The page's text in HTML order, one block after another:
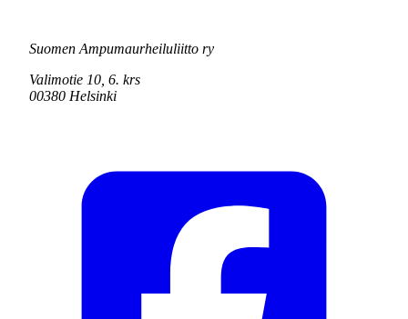
Suomen Ampumaurheiluliitto ry
Valimotie 10, 6. krs
00380 Helsinki